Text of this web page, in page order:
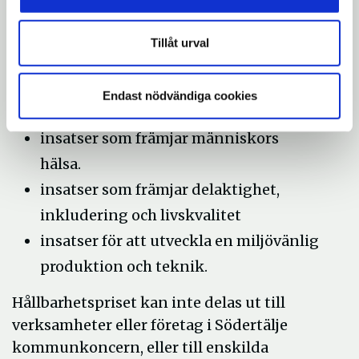
Tillåt urval
Endast nödvändiga cookies
insatser för att öka kännedom om
samt skydda och vårda värdefulla
natur- och kulturmiljöer
insatser för att bevara den biologiska
mångfalden.
insatser som främjar människors
hälsa.
insatser som främjar delaktighet,
inkludering och livskvalitet
insatser för att utveckla en miljövänlig
produktion och teknik.
Hållbarhetspriset kan inte delas ut till
verksamheter eller företag i Södertälje
kommunkoncern, eller till enskilda